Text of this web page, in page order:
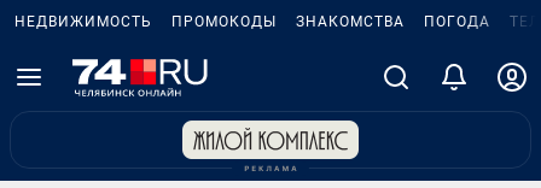
НЕДВИЖИМОСТЬ ПРОМОКОДЫ ЗНАКОМСТВА ПОГОДА